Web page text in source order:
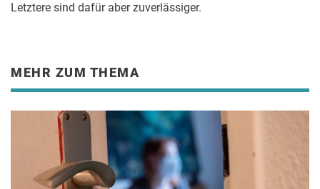
Letztere sind dafür aber zuverlässiger.
MEHR ZUM THEMA